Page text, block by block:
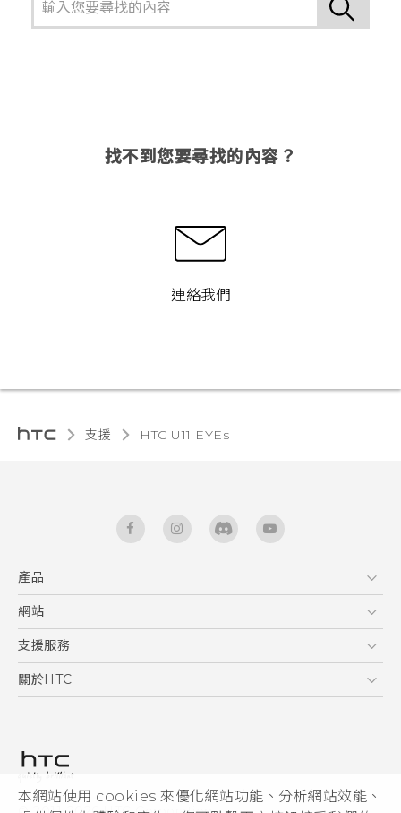
本網站使用 cookies 來優化網站功能、分析網站效能、
找不到您要尋找的內容？
連絡我們
支援 HTC U11 EYEs‎
產品
5G
智能手機
區塊鍊手機
網站
HTC Dev
HTC Research
支援服務
服務中心
關於HTC
私隱政策
產品安全